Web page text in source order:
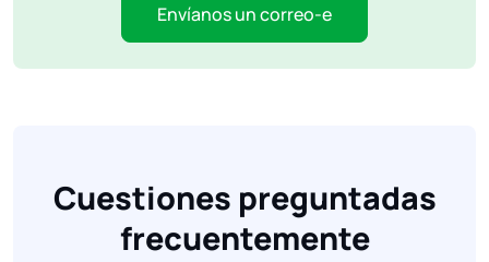
Envíanos un correo-e
Cuestiones preguntadas
frecuentemente